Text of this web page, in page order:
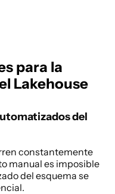
para la
Lakehouse
del
constantemente
manual es imposible
del esquema se